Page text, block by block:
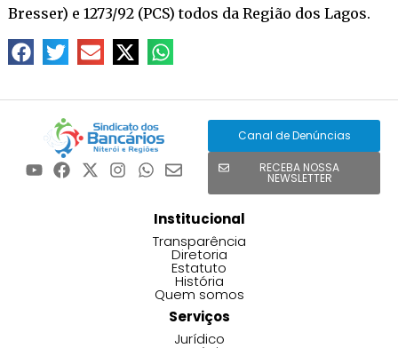
Bresser) e 1273/92 (PCS) todos da Região dos Lagos.
Canal de Denúncias
RECEBA NOSSA
NEWSLETTER
Institucional
Transparência
Diretoria
Estatuto
História
Quem somos
Serviços
Jurídico